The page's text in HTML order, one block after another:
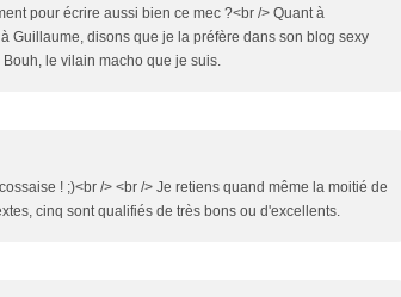
pour écrire aussi bien ce mec ?<br /> Quant à
Guillaume, disons que je la préfère dans son blog sexy
le vilain macho que je suis.
! ;)<br /> <br /> Je retiens quand même la moitié de
cinq sont qualifiés de très bons ou d'excellents.